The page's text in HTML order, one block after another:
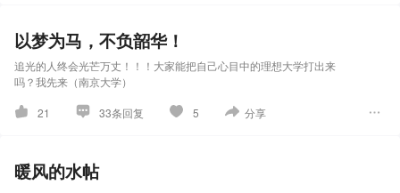
躲在有亮光的地方你可以相信穿蓝色衣服的医生
听到歌声请尽快逃跑请记住医院的东西属于私人物
品可以用但不可以拿走
住院部里没有病人，内科的
以梦为马，不负韶华！
追光的人终会光芒万丈！！！大家能把自己心目中的理想大学打出来
吗？我先来（南京大学）
21 33条回复 5 分享
暖风的水帖